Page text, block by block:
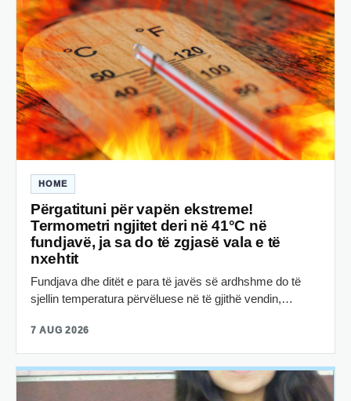
HOME
Përgatituni për vapën ekstreme!
Termometri ngjitet deri në 41°C në
fundjavë, ja sa do të zgjasë vala e të
nxehtit
Fundjava dhe ditët e para të javës së ardhshme do të
sjellin temperatura përvëluese në të gjithë vendin,…
7 AUG 2026